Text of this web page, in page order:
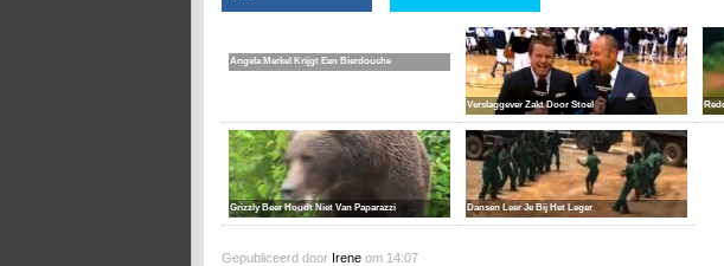
Angela Merkel Krijgt Een Bierdouche
Verslaggever Zakt Door Stoel
Grizzly Beer Houdt Niet Van Paparazzi Dansen Leer Je Bij Het Leger
Gepubliceerd door Irene om 14:07